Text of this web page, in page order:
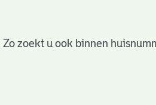
Zo zoekt u ook binnen